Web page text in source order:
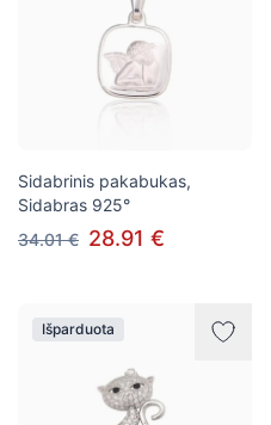
Sidabrinis pakabukas,
Sidabras 925°
34.01 € 28.91 €
Išparduota